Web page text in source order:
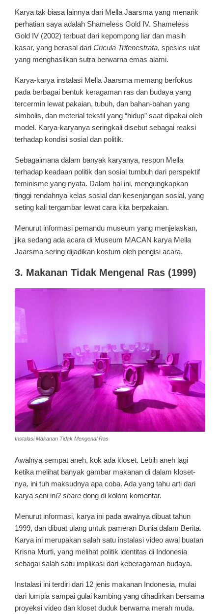
Karya tak biasa lainnya dari Mella Jaarsma yang menarik
perhatian saya adalah Shameless Gold IV. Shameless
Gold IV (2002) terbuat dari kepompong liar dan masih
kasar, yang berasal dari Cricula Trifenestrata, spesies ulat
yang menghasilkan sutra berwarna emas alami.
Karya-karya instalasi Mella Jaarsma memang berfokus
pada berbagai bentuk keragaman ras dan budaya yang
tercermin lewat pakaian, tubuh, dan bahan-bahan yang
simbolis, dan meterial tekstil yang “hidup” saat dipakai oleh
model. Karya-karyanya seringkali disebut sebagai reaksi
terhadap kondisi sosial dan politik.
Sebagaimana dalam banyak karyanya, respon Mella
terhadap keadaan politik dan sosial tumbuh dari perspektif
feminisme yang nyata. Dalam hal ini, mengungkapkan
tinggi rendahnya kelas sosial dan kesenjangan sosial, yang
seting kali tergambar lewat cara kita berpakaian.
Menurut informasi pemandu museum yang menjelaskan,
jika sedang ada acara di Museum MACAN karya Mella
Jaarsma sering dijadikan kostum oleh pengisi acara.
3. Makanan Tidak Mengenal Ras (1999)
Instalasi Makanan Tidak Mengenal Ras
Awalnya sempat aneh, kok ada kloset. Lebih aneh lagi
ketika melihat banyak gambar makanan di dalam kloset-
nya, ini tuh maksudnya apa coba. Ada yang tahu arti dari
karya seni ini? share dong di kolom komentar.
Menurut informasi, karya ini pada awalnya dibuat tahun
1999, dan dibuat ulang untuk pameran Dunia dalam Berita.
Karya ini merupakan salah satu instalasi video awal buatan
Krisna Murti, yang melihat politik identitas di Indonesia
sebagai salah satu implikasi dari keberagaman budaya.
Instalasi ini terdiri dari 12 jenis makanan Indonesia, mulai
dari lumpia sampai gulai kambing yang dihadirkan bersama
proyeksi video dan kloset duduk berwarna merah muda.